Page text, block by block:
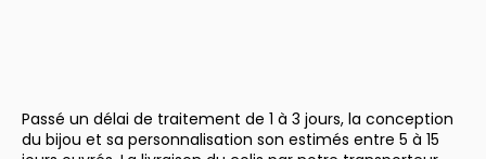
Passé un délai de traitement de 1 à 3 jours, la conception
du bijou et sa personnalisation son estimés entre 5 à 15